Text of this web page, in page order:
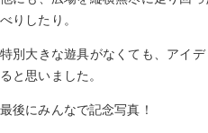
べりしたり。
特別大きな遊具がなくても、アイ
ると思いました。
最後にみんなで記念写真！